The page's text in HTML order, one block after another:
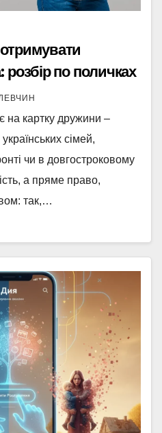
розбір по поличках
на картку дружини –
сімей,
чи в довгостроковому
а пряме право,
так,…